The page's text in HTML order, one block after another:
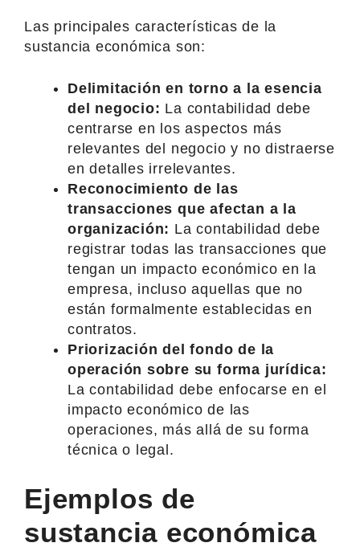
Las principales características de la
sustancia económica son:
Delimitación en torno a la esencia
del negocio: La contabilidad debe
centrarse en los aspectos más
relevantes del negocio y no distraerse
en detalles irrelevantes.
Reconocimiento de las
transacciones que afectan a la
organización: La contabilidad debe
registrar todas las transacciones que
tengan un impacto económico en la
empresa, incluso aquellas que no
están formalmente establecidas en
contratos.
Priorización del fondo de la
operación sobre su forma jurídica:
La contabilidad debe enfocarse en el
impacto económico de las
operaciones, más allá de su forma
técnica o legal.
Ejemplos de
sustancia económica